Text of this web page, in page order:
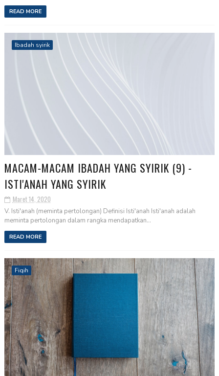
READ MORE
Ibadah syirik
MACAM-MACAM IBADAH YANG SYIRIK (9) -
ISTI'ANAH YANG SYIRIK
Maret 14, 2020
V. Isti'anah (meminta pertolongan) Definisi Isti'anah Isti'anah adalah
meminta pertolongan dalam rangka mendapatkan...
READ MORE
Fiqih